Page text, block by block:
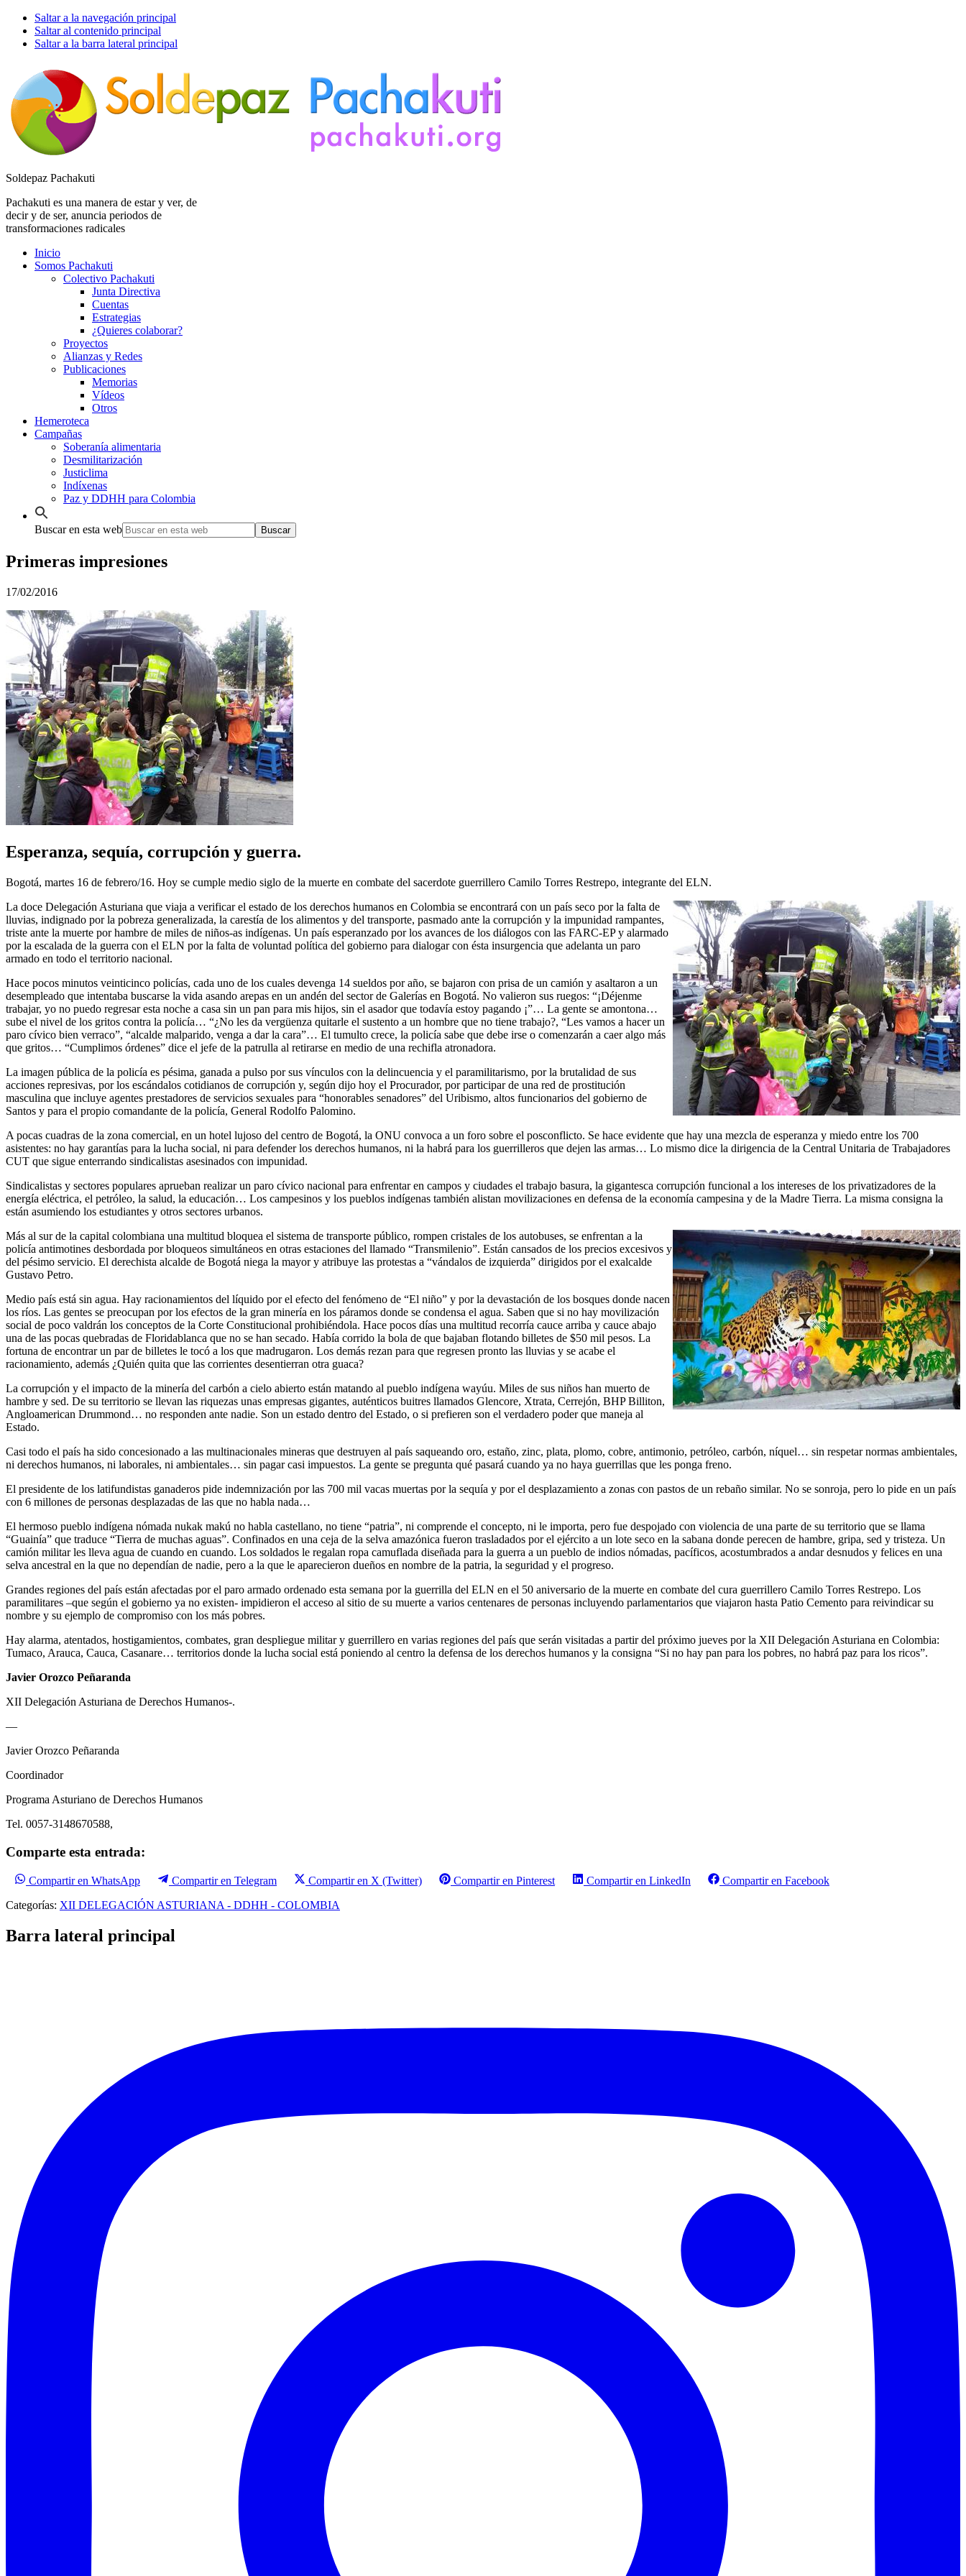
Saltar a la navegación principal
Saltar al contenido principal
Saltar a la barra lateral principal
Soldepaz Pachakuti
Pachakuti es una manera de estar y ver, de
decir y de ser, anuncia periodos de
transformaciones radicales
Inicio
Somos Pachakuti
Colectivo Pachakuti
Junta Directiva
Cuentas
Estrategias
¿Quieres colaborar?
Proyectos
Alianzas y Redes
Publicaciones
Memorias
Vídeos
Otros
Hemeroteca
Campañas
Soberanía alimentaria
Desmilitarización
Justiclima
Indíxenas
Paz y DDHH para Colombia
Buscar en esta web
Primeras impresiones
17/02/2016
Esperanza, sequía, corrupción y guerra.
Bogotá, martes 16 de febrero/16. Hoy se cumple medio siglo de la muerte en combate del sacerdote guerrillero Camilo Torres Restrepo, integrante del ELN.
La doce Delegación Asturiana que viaja a verificar el estado de los derechos humanos en Colombia se encontrará con un país seco por la falta de
lluvias, indignado por la pobreza generalizada, la carestía de los alimentos y del transporte, pasmado ante la corrupción y la impunidad rampantes,
triste ante la muerte por hambre de miles de niños-as indígenas. Un país esperanzado por los avances de los diálogos con las FARC-EP y alarmado
por la escalada de la guerra con el ELN por la falta de voluntad política del gobierno para dialogar con ésta insurgencia que adelanta un paro
armado en todo el territorio nacional.
Hace pocos minutos veinticinco policías, cada uno de los cuales devenga 14 sueldos por año, se bajaron con prisa de un camión y asaltaron a un
desempleado que intentaba buscarse la vida asando arepas en un andén del sector de Galerías en Bogotá. No valieron sus ruegos: “¡Déjenme
trabajar, yo no puedo regresar esta noche a casa sin un pan para mis hijos, sin el asador que todavía estoy pagando ¡”… La gente se amontona…
sube el nivel de los gritos contra la policía… “¿No les da vergüenza quitarle el sustento a un hombre que no tiene trabajo?, “Les vamos a hacer un
paro cívico bien verraco”, “alcalde malparido, venga a dar la cara”… El tumulto crece, la policía sabe que debe irse o comenzarán a caer algo más
que gritos… “Cumplimos órdenes” dice el jefe de la patrulla al retirarse en medio de una rechifla atronadora.
La imagen pública de la policía es pésima, ganada a pulso por sus vínculos con la delincuencia y el paramilitarismo, por la brutalidad de sus
acciones represivas, por los escándalos cotidianos de corrupción y, según dijo hoy el Procurador, por participar de una red de prostitución
masculina que incluye agentes prestadores de servicios sexuales para “honorables senadores” del Uribismo, altos funcionarios del gobierno de
Santos y para el propio comandante de la policía, General Rodolfo Palomino.
A pocas cuadras de la zona comercial, en un hotel lujoso del centro de Bogotá, la ONU convoca a un foro sobre el posconflicto. Se hace evidente que hay una mezcla de esperanza y miedo entre los 700
asistentes: no hay garantías para la lucha social, ni para defender los derechos humanos, ni la habrá para los guerrilleros que dejen las armas… Lo mismo dice la dirigencia de la Central Unitaria de Trabajadores
CUT que sigue enterrando sindicalistas asesinados con impunidad.
Sindicalistas y sectores populares aprueban realizar un paro cívico nacional para enfrentar en campos y ciudades el trabajo basura, la gigantesca corrupción funcional a los intereses de los privatizadores de la
energía eléctrica, el petróleo, la salud, la educación… Los campesinos y los pueblos indígenas también alistan movilizaciones en defensa de la economía campesina y de la Madre Tierra. La misma consigna la
están asumiendo los estudiantes y otros sectores urbanos.
Más al sur de la capital colombiana una multitud bloquea el sistema de transporte público, rompen cristales de los autobuses, se enfrentan a la
policía antimotines desbordada por bloqueos simultáneos en otras estaciones del llamado “Transmilenio”. Están cansados de los precios excesivos y
del pésimo servicio. El derechista alcalde de Bogotá niega la mayor y atribuye las protestas a “vándalos de izquierda” dirigidos por el exalcalde
Gustavo Petro.
Medio país está sin agua. Hay racionamientos del líquido por el efecto del fenómeno de “El niño” y por la devastación de los bosques donde nacen
los ríos. Las gentes se preocupan por los efectos de la gran minería en los páramos donde se condensa el agua. Saben que si no hay movilización
social de poco valdrán los conceptos de la Corte Constitucional prohibiéndola. Hace pocos días una multitud recorría cauce arriba y cauce abajo
una de las pocas quebradas de Floridablanca que no se han secado. Había corrido la bola de que bajaban flotando billetes de $50 mil pesos. La
fortuna de encontrar un par de billetes le tocó a los que madrugaron. Los demás rezan para que regresen pronto las lluvias y se acabe el
racionamiento, además ¿Quién quita que las corrientes desentierran otra guaca?
La corrupción y el impacto de la minería del carbón a cielo abierto están matando al pueblo indígena wayúu. Miles de sus niños han muerto de
hambre y sed. De su territorio se llevan las riquezas unas empresas gigantes, auténticos buitres llamados Glencore, Xtrata, Cerrejón, BHP Billiton,
Angloamerican Drummond… no responden ante nadie. Son un estado dentro del Estado, o si prefieren son el verdadero poder que maneja al
Estado.
Casi todo el país ha sido concesionado a las multinacionales mineras que destruyen al país saqueando oro, estaño, zinc, plata, plomo, cobre, antimonio, petróleo, carbón, níquel… sin respetar normas ambientales,
ni derechos humanos, ni laborales, ni ambientales… sin pagar casi impuestos. La gente se pregunta qué pasará cuando ya no haya guerrillas que les ponga freno.
El presidente de los latifundistas ganaderos pide indemnización por las 700 mil vacas muertas por la sequía y por el desplazamiento a zonas con pastos de un rebaño similar. No se sonroja, pero lo pide en un país
con 6 millones de personas desplazadas de las que no habla nada…
El hermoso pueblo indígena nómada nukak makú no habla castellano, no tiene “patria”, ni comprende el concepto, ni le importa, pero fue despojado con violencia de una parte de su territorio que se llama
“Guainía” que traduce “Tierra de muchas aguas”. Confinados en una ceja de la selva amazónica fueron trasladados por el ejército a un lote seco en la sabana donde perecen de hambre, gripa, sed y tristeza. Un
camión militar les lleva agua de cuando en cuando. Los soldados le regalan ropa camuflada diseñada para la guerra a un pueblo de indios nómadas, pacíficos, acostumbrados a andar desnudos y felices en una
selva ancestral en la que no dependían de nadie, pero a la que le aparecieron dueños en nombre de la patria, la seguridad y el progreso.
Grandes regiones del país están afectadas por el paro armado ordenado esta semana por la guerrilla del ELN en el 50 aniversario de la muerte en combate del cura guerrillero Camilo Torres Restrepo. Los
paramilitares –que según el gobierno ya no existen- impidieron el acceso al sitio de su muerte a varios centenares de personas incluyendo parlamentarios que viajaron hasta Patio Cemento para reivindicar su
nombre y su ejemplo de compromiso con los más pobres.
Hay alarma, atentados, hostigamientos, combates, gran despliegue militar y guerrillero en varias regiones del país que serán visitadas a partir del próximo jueves por la XII Delegación Asturiana en Colombia:
Tumaco, Arauca, Cauca, Casanare… territorios donde la lucha social está poniendo al centro la defensa de los derechos humanos y la consigna “Si no hay pan para los pobres, no habrá paz para los ricos”.
Javier Orozco Peñaranda
XII Delegación Asturiana de Derechos Humanos-.
—
Javier Orozco Peñaranda
Coordinador
Programa Asturiano de Derechos Humanos
Tel. 0057-3148670588,
Comparte esta entrada:
Compartir en WhatsApp Compartir en Telegram Compartir en X (Twitter) Compartir en Pinterest Compartir en LinkedIn
Compartir en Facebook
Categorías: XII DELEGACIÓN ASTURIANA - DDHH - COLOMBIA
Barra lateral principal